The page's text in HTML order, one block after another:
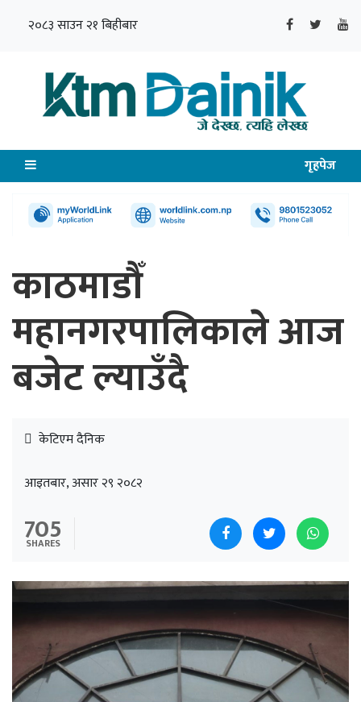
२०८३ साउन २१ बिहीबार
गृहपेज
काठमाडौँ
महानगरपालिकाले आज
बजेट ल्याउँदै
केटिएम दैनिक
आइतबार, असार २९ २०८२
705
SHARES